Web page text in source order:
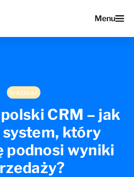
Menu
SPRZEDAŻ
CRM – jak
który
podnosi wyniki